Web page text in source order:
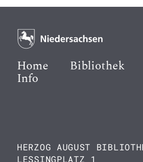
Home Bibliothek
Info
HERZOG AUGUST
LESSINGPLATZ 1